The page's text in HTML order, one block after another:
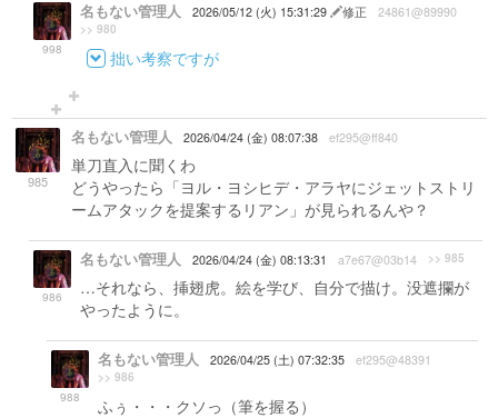
998
名もない管理人 2026/05/12 (火) 15:31:29 修正 24861@89990
>> 980
拙い考察ですが
985
名もない管理人 2026/04/24 (金) 08:07:38 ef295@ff840
単刀直入に聞くわ
どうやったら「ヨル・ヨシヒデ・アラヤにジェットストリ
ームアタックを提案するリアン」が見られるんや？
986
名もない管理人 2026/04/24 (金) 08:13:31 a7e67@03b14 >> 985
…それなら、挿翅虎。絵を学び、自分で描け。没遮攔が
やったように。
988
名もない管理人 2026/04/25 (土) 07:32:35 ef295@48391
>> 986
ふぅ・・・クソっ（筆を握る）